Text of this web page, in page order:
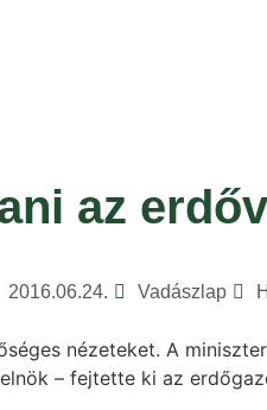
az
2016.06.24. Vadászlap
nézeteket. A
– fejtette ki az